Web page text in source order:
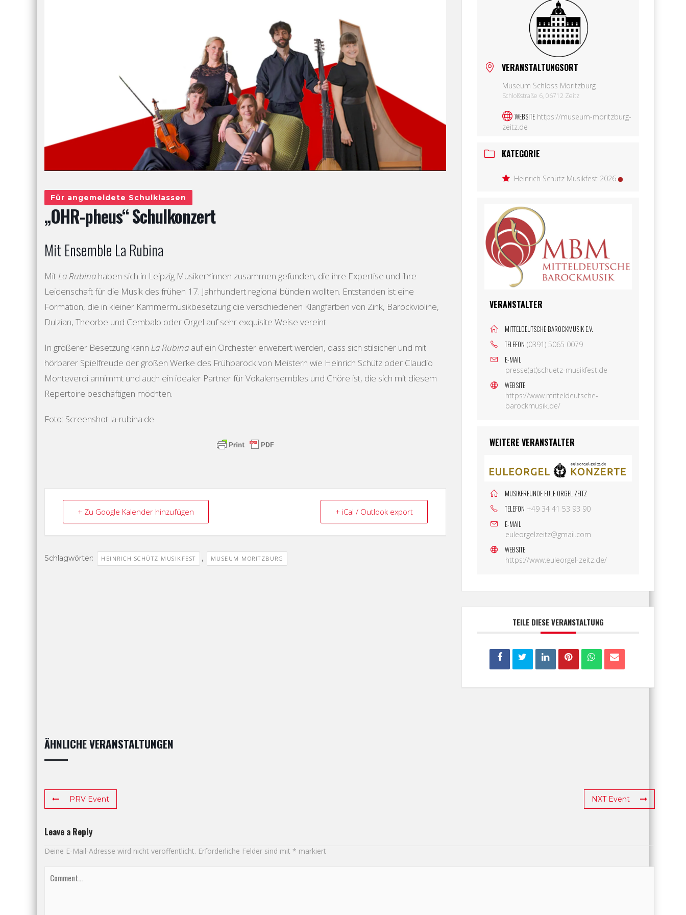
Für angemeldete Schulklassen
„OHR-pheus“ Schulkonzert
Mit Ensemble La Rubina
Mit La Rubina haben sich in Leipzig Musiker*innen zusammen gefunden, die ihre Expertise und ihre
Leidenschaft für die Musik des frühen 17. Jahrhundert regional bündeln wollten. Entstanden ist eine
Formation, die in kleiner Kammermusikbesetzung die verschiedenen Klangfarben von Zink, Barockvioline,
Dulzian, Theorbe und Cembalo oder Orgel auf sehr exquisite Weise vereint.
In größerer Besetzung kann La Rubina auf ein Orchester erweitert werden, dass sich stilsicher und mit
hörbarer Spielfreude der großen Werke des Frühbarock von Meistern wie Heinrich Schütz oder Claudio
Monteverdi annimmt und auch ein idealer Partner für Vokalensembles und Chöre ist, die sich mit diesem
Repertoire beschäftigen möchten.
Foto: Screenshot la-rubina.de
+ Zu Google Kalender hinzufügen + iCal / Outlook export
Schlagwörter: HEINRICH SCHÜTZ MUSIKFEST , MUSEUM MORITZBURG
VERANSTALTUNGSORT
Museum Schloss Moritzburg
Schloßstraße 6, 06712 Zeitz
WEBSITE https://museum-moritzburg-
zeitz.de
KATEGORIE
Heinrich Schütz Musikfest 2026
VERANSTALTER
MITTELDEUTSCHE BAROCKMUSIK E.V.
TELEFON (0391) 5065 0079
E-MAIL
presse(at)schuetz-musikfest.de
WEBSITE
https://www.mitteldeutsche-
barockmusik.de/
WEITERE VERANSTALTER
MUSIKFREUNDE EULE ORGEL ZEITZ
TELEFON +49 34 41 53 93 90
E-MAIL
euleorgelzeitz@gmail.com
WEBSITE
https://www.euleorgel-zeitz.de/
TEILE DIESE VERANSTALTUNG
ÄHNLICHE VERANSTALTUNGEN
PRV Event NXT Event
Leave a Reply
Deine E-Mail-Adresse wird nicht veröffentlicht. Erforderliche Felder sind mit * markiert